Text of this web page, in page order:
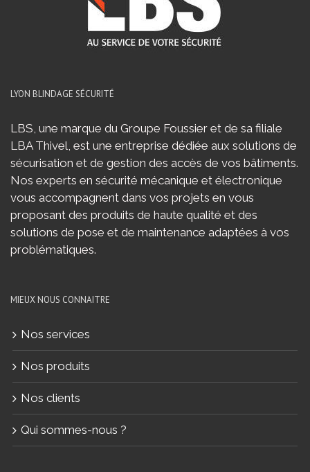
LYON BLINDAGE SÉCURITÉ
LBS, une marque du Groupe Foussier et de sa filiale
LBA Thivel, est une entreprise dédiée aux solutions de
sécurisation et de gestion des accès de vos bâtiments.
Nos experts en sécurité mécanique et électronique
vous accompagnent dans vos projets en vous
proposant des produits de haute qualité et des
solutions de pose et de maintenance adaptées à vos
problématiques.
MIEUX NOUS CONNAITRE
Nos services
Nos produits
Nos clients
Qui sommes-nous ?